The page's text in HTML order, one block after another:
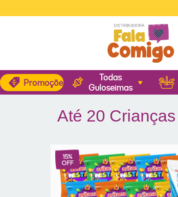
Promoções
Todas
Guloseimas
Até 20 Crianças
15%
OFF